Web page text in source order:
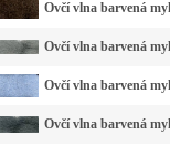
Ovčí vlna barvená
Ovčí vlna barvená
Ovčí vlna barvená
Ovčí vlna barvená